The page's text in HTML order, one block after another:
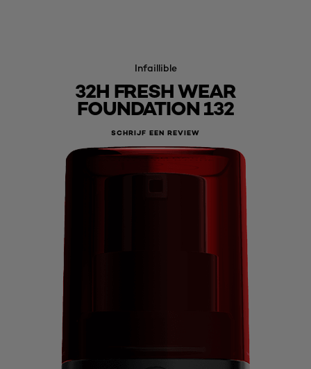
Infaillible
32H FRESH WEAR
FOUNDATION 132
SCHRIJF EEN REVIEW